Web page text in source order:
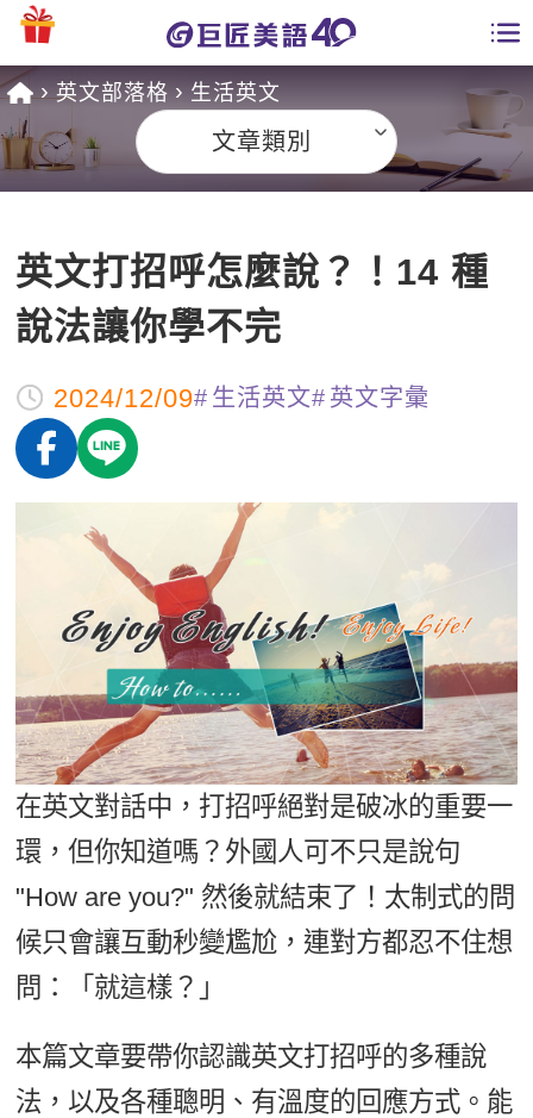
課程總覽
英文課程總表
英文會話
商用英文
英文檢定
TOEIC 多益課程
IELTS 雅思課程
GEPT 全民英檢課程
TOEFL 托福課程
自然發音
英文聽力養成
開口溜英文
旅遊英文
基礎字彙
情境閱讀
英文文法技巧
英文寫作
TED Talks
CNN聽力強化
新聞英文
特色課程
主題課程
英語俱樂部
ECAM
Let's Talk
線上真人
日語
韓語
西班牙語
外語即時通
兒童美語
更多
一對一家教
企業訓練
點讀筆教材
數位學習教材
全國分校
英文部落格
影音學英文
英文能力測驗
師資團隊
學習分享
學員故事
學員讚出來
活動花絮
企業服務
學員專區
Recruiting
英文部落格 生活英文
文章類別
英文打招呼怎麼說？！14 種
說法讓你學不完
2024/12/09 生活英文 英文字彙
在英文對話中，打招呼絕對是破冰的重要一
環，但你知道嗎？外國人可不只是說句
"How are you?" 然後就結束了！太制式的問
候只會讓互動秒變尷尬，連對方都忍不住想
問：「就這樣？」
本篇文章要帶你認識英文打招呼的多種說
法，以及各種聰明、有溫度的回應方式。能